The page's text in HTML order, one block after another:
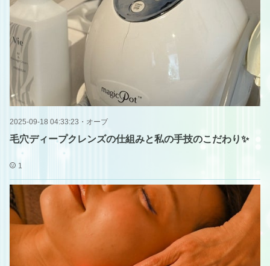
2025-09-18 04:33:23 ・ オーブ
毛穴ディープクレンズの仕組みと私の手技のこだわり✨
1